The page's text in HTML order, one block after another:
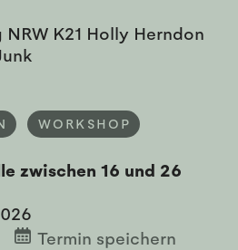
WORKSHOP
zwischen 16 und 26
Termin speichern